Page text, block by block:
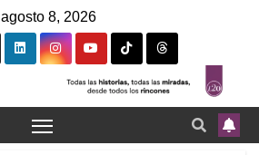
agosto 8, 2026